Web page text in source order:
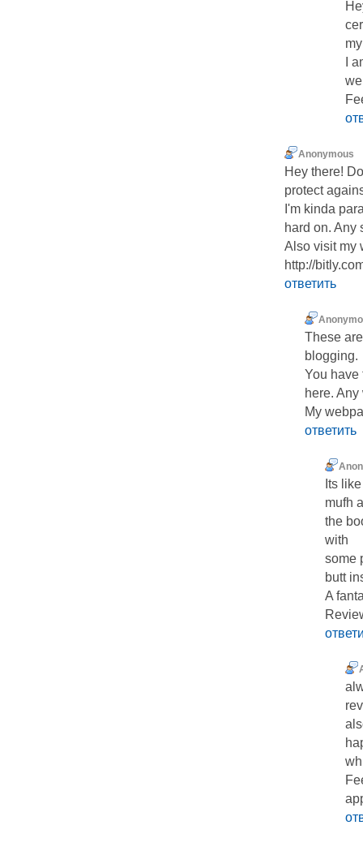
I
Anonymous
Hey there!
protect
I'm kinda
hard on. Any
Also visit my
http://
ответить
These
blogging.
You have
here.
My
ответить
Its
mufh
the
with
some
butt
A